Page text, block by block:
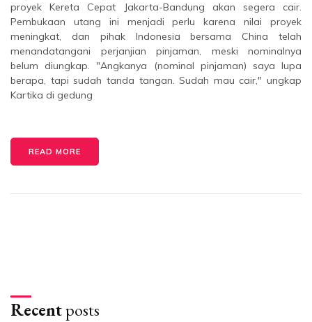
proyek Kereta Cepat Jakarta-Bandung akan segera cair.
Pembukaan utang ini menjadi perlu karena nilai proyek
meningkat, dan pihak Indonesia bersama China telah
menandatangani perjanjian pinjaman, meski nominalnya
belum diungkap. "Angkanya (nominal pinjaman) saya lupa
berapa, tapi sudah tanda tangan. Sudah mau cair," ungkap
Kartika di gedung
READ MORE
Recentposts